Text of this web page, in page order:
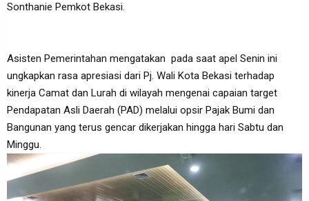
Sonthanie Pemkot Bekasi.
Asisten Pemerintahan mengatakan pada saat apel Senin ini
ungkapkan rasa apresiasi dari Pj. Wali Kota Bekasi terhadap
kinerja Camat dan Lurah di wilayah mengenai capaian target
Pendapatan Asli Daerah (PAD) melalui opsir Pajak Bumi dan
Bangunan yang terus gencar dikerjakan hingga hari Sabtu dan
Minggu.